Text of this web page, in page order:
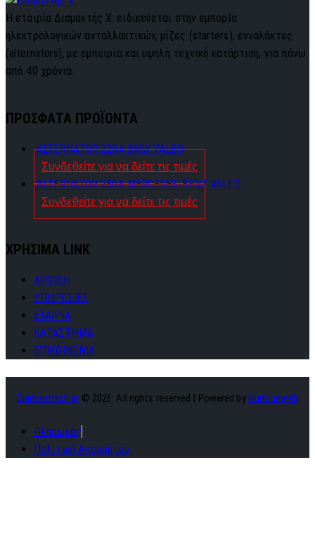
Η εταιρία Διαμαντής Χ. ειδικεύεται στην εμπορία
ηλεκτρολογικών ανταλλακτικών, μίζες (starters), ενναλάκτες
(alternators), με εμπειρία και υψηλή τεχνική κατάρτιση, για πάνω
από 40 χρόνια.
ΠΡΟΣΦΑΤΑ ΠΡΟΪΟΝΤΑ
ALTERNATOR 220A BMW VALEO
Συνδεθείτε για να δείτε τις τιμές
ALTERNATOR 280A MERCEDES-BENZ VALEO
Συνδεθείτε για να δείτε τις τιμές
ΧΡΗΣΙΜΑ LINK
ΑΡΧΙΚΗ
ΥΠΗΡΕΣΙΕΣ
ΕΤΑΙΡΙΑ
ΚΑΤΑΣΤΗΜΑ
ΕΠΙΚΟΙΝΩΝΙΑ
Diamantisch.gr © 2026. All rights reserved | Powered byNuntiusweb
Πληρωμές
Πολιτική Απορρήτου